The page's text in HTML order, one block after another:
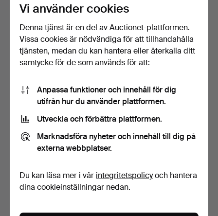
Ebenholts bokstöd snidat i
form av en elef…
Klubbades 4 sep 2025
1 bud
35 USD
Afrikansk moderskapsfigur
med halsband och…
Klubbades 11 jun 2025
1 bud
35 USD
Guineanska fert…
Klubbades 20 feb 2025
veckokalendermasker i
snidat gu…
Klubbades 20 feb 2025
Vi använder cookies
Denna tjänst är en del av Auctionet-plattformen.
Vissa cookies är nödvändiga för att tillhandahålla
tjänsten, medan du kan hantera eller återkalla ditt
samtycke för de som används för att:
Anpassa funktioner och innehåll för dig
utifrån hur du använder plattformen.
Utveckla och förbättra plattformen.
Marknadsföra nyheter och innehåll till dig på
externa webbplatser.
Du kan läsa mer i vår integritetspolicyoch hantera
dina cookieinställningar nedan.